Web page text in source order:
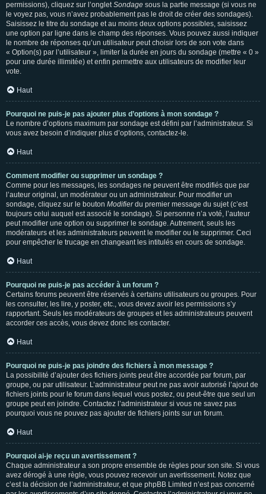
permissions), cliquez sur l’ongletSondage sous la partie message (si vous ne
le voyez pas, vous n’avez probablement pas le droit de créer des sondages).
Saisissez le titre du sondage et au moins deux options possibles, saisissez
une option par ligne dans le champ des réponses. Vous pouvez aussi indiquer
le nombre de réponses qu’un utilisateur peut choisir lors de son vote dans
« Option(s) par l’utilisateur », limiter la durée en jours du sondage (mettre « 0 »
pour une durée illimitée) et enfin permettre aux utilisateurs de modifier leur
vote.
Haut
Pourquoi ne puis-je pas ajouter plus d’options à mon sondage ?
Le nombre d’options maximum par sondage est défini par l’administrateur. Si
vous avez besoin d’indiquer plus d’options, contactez-le.
Haut
Comment modifier ou supprimer un sondage ?
Comme pour les messages, les sondages ne peuvent être modifiés que par
l’auteur original, un modérateur ou un administrateur. Pour modifier un
sondage, cliquez sur le bouton Modifierdu premier message du sujet (c’est
toujours celui auquel est associé le sondage). Si personne n’a voté, l’auteur
peut modifier une option ou supprimer le sondage. Autrement, seuls les
modérateurs et les administrateurs peuvent le modifier ou le supprimer. Ceci
pour empêcher le trucage en changeant les intitulés en cours de sondage.
Haut
Pourquoi ne puis-je pas accéder à un forum ?
Certains forums peuvent être réservés à certains utilisateurs ou groupes. Pour
les consulter, les lire, y poster, etc., vous devez avoir les permissions s’y
rapportant. Seuls les modérateurs de groupes et les administrateurs peuvent
accorder ces accès, vous devez donc les contacter.
Haut
Pourquoi ne puis-je pas joindre des fichiers à mon message ?
La possibilité d’ajouter des fichiers joints peut être accordée par forum, par
groupe, ou par utilisateur. L’administrateur peut ne pas avoir autorisé l’ajout de
fichiers joints pour le forum dans lequel vous postez, ou peut-être que seul un
groupe peut en joindre. Contactez l’administrateur si vous ne savez pas
pourquoi vous ne pouvez pas ajouter de fichiers joints sur un forum.
Haut
Pourquoi ai-je reçu un avertissement ?
Chaque administrateur a son propre ensemble de règles pour son site. Si vous
avez dérogé à une règle, vous pouvez recevoir un avertissement. Notez que
c’est la décision de l’administrateur, et que phpBB Limited n’est pas concerné